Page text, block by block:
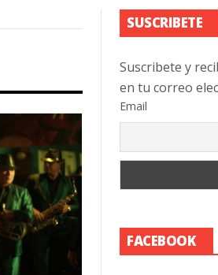
SUSCRIBETE
Suscribete y
en tu correo
Email
FACEBOOK